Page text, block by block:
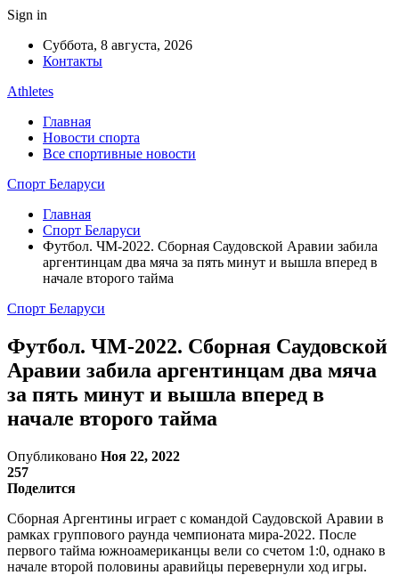
Sign in
Суббота, 8 августа, 2026
Контакты
Athletes
Главная
Новости спорта
Все спортивные новости
Спорт Беларуси
Главная
Спорт Беларуси
Футбол. ЧМ-2022. Сборная Саудовской Аравии забила
аргентинцам два мяча за пять минут и вышла вперед в
начале второго тайма
Спорт Беларуси
Футбол. ЧМ-2022. Сборная Саудовской
Аравии забила аргентинцам два мяча
за пять минут и вышла вперед в
начале второго тайма
Опубликовано Ноя 22, 2022
257
Поделится
Сборная Аргентины играет с командой Саудовской Аравии в
рамках группового раунда чемпионата мира-2022. После
первого тайма южноамериканцы вели со счетом 1:0, однако в
начале второй половины аравийцы перевернули ход игры.